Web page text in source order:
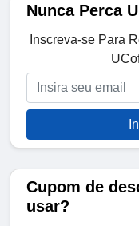
Nunca Perca
Inscreva-se Para
Cupom de
usar?